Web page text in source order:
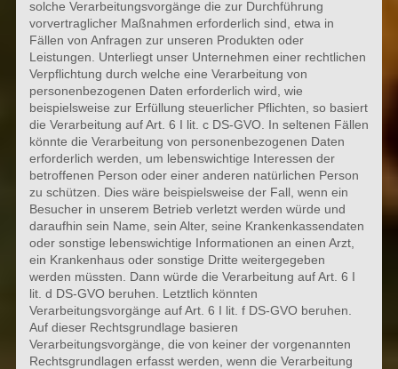
solche Verarbeitungsvorgänge die zur Durchführung
vorvertraglicher Maßnahmen erforderlich sind, etwa in
Fällen von Anfragen zur unseren Produkten oder
Leistungen. Unterliegt unser Unternehmen einer rechtlichen
Verpflichtung durch welche eine Verarbeitung von
personenbezogenen Daten erforderlich wird, wie
beispielsweise zur Erfüllung steuerlicher Pflichten, so basiert
die Verarbeitung auf Art. 6 I lit. c DS-GVO. In seltenen Fällen
könnte die Verarbeitung von personenbezogenen Daten
erforderlich werden, um lebenswichtige Interessen der
betroffenen Person oder einer anderen natürlichen Person
zu schützen. Dies wäre beispielsweise der Fall, wenn ein
Besucher in unserem Betrieb verletzt werden würde und
daraufhin sein Name, sein Alter, seine Krankenkassendaten
oder sonstige lebenswichtige Informationen an einen Arzt,
ein Krankenhaus oder sonstige Dritte weitergegeben
werden müssten. Dann würde die Verarbeitung auf Art. 6 I
lit. d DS-GVO beruhen. Letztlich könnten
Verarbeitungsvorgänge auf Art. 6 I lit. f DS-GVO beruhen.
Auf dieser Rechtsgrundlage basieren
Verarbeitungsvorgänge, die von keiner der vorgenannten
Rechtsgrundlagen erfasst werden, wenn die Verarbeitung